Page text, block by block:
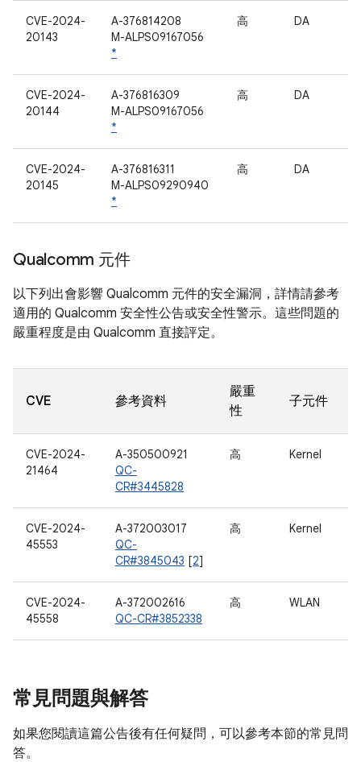
CVE-2024-
20143
A-376814208
M-ALPS09167056
*
高 DA
CVE-2024-
20144
A-376816309
M-ALPS09167056
*
高 DA
CVE-2024-
20145
A-376816311
M-ALPS09290940
*
高 DA
Qualcomm 元件
以下列出會影響 Qualcomm 元件的安全漏洞，詳情請參考
適用的 Qualcomm 安全性公告或安全性警示。這些問題的
嚴重程度是由 Qualcomm 直接評定。
CVE 參考資料
嚴重
性
子元件
CVE-2024-
21464
A-350500921
QC-
CR#3445828
高 Kernel
CVE-2024-
45553
A-372003017
QC-
CR#3845043 [2]
高 Kernel
CVE-2024-
45558
A-372002616
QC-CR#3852338
高 WLAN
常見問題與解答
如果您閱讀這篇公告後有任何疑問，可以參考本節的常見問
答。